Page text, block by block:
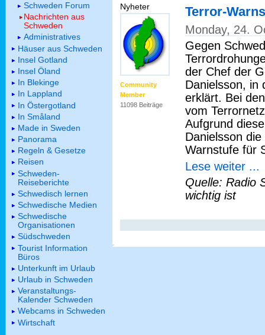
Nyheter
Community
Member
11098 Beiträge
Terror-
Monday, 24.
Gegen
der Chef der
Danielsson, in
erklärt. Bei
vom
Aufgrund
Danielsson
Warnstufe für
Lese weiter ...
Quelle: Radio
wichtig ist
Schweden Forum
Nachrichten aus
Schweden
Administratives
Häuser aus Schweden
Insel Gotland
Insel Öland
In Blekinge
In Lappland
In Östergotland
In Småland
Made in Sweden
Panorama
Regeln & Gesetze
Reisen
Schweden-
Reiseberichte
Schwedisch lernen
Schwedische Medien
Schwedische
Organisationen
Südschweden
Tourist Information
Büros
Unterkunft im Urlaub
Urlaub in Schweden
Veranstaltungs-
Kalender Schweden
Webcams in Schweden
Wirtschaft